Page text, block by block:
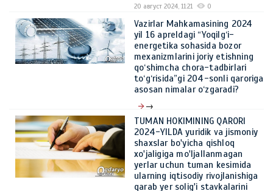
20 август 2024, 11:21 0
Vazirlar Mahkamasining 2024
yil 16 apreldagi “Yoqilg‘i-
energetika sohasida bozor
mexanizmlarini joriy etishning
qo‘shimcha chora-tadbirlari
to‘g‘risida”gi 204-sonli qaroriga
asosan nimalar o‘zgaradi?
→
21 май 2024, 10:39 0
TUMAN HOKIMINING QARORI
2024-YILDA yuridik va jismoniy
shaxslar bo'yicha qishloq
xo'jaligiga mo'ljallanmagan
yerlar uchun tuman kesimida
ularning iqtisodiy rivojlanishiga
qarab yer solig'i stavkalarini